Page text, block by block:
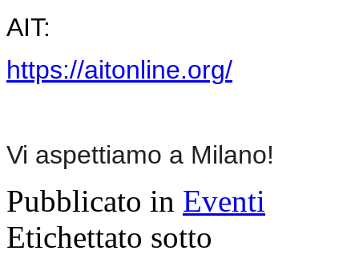
AIT:
https://aitonline.org/
Vi aspettiamo a Milano!
Pubblicato in Eventi
Etichettato sotto